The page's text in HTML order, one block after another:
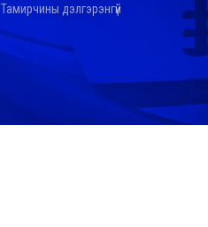
Тамирчины дэлгэрэнгүй